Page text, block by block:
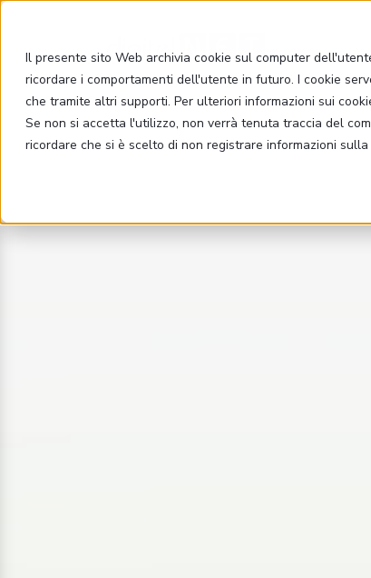
Il presente sito Web archivia cookie sul computer
ricordare i comportamenti dell'utente in futuro. I cookie
che tramite altri supporti. Per ulteriori informazioni sui
Se non si accetta l'utilizzo, non verrà tenuta traccia del
ricordare che si è scelto di non registrare informazioni sulla